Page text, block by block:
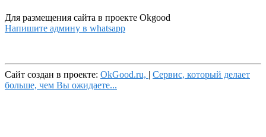
Для размещения сайта в проекте Okgood
Напишите админу в whatsapp
Сайт создан в проекте: OkGood.ru, | Сервис, который делает
больше, чем Вы ожидаете...